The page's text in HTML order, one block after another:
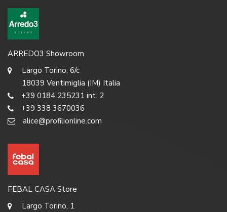
ARREDO3 Showroom
Largo Torino, 6/c
18039 Ventimiglia (IM) Italia
+39 0184 235231 int. 2
+39 338 3670036
alice@profilionline.com
FEBAL CASA Store
Largo Torino, 1